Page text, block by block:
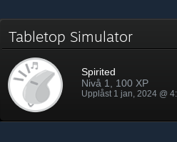
Tabletop Simulator
Spirited
Nivå 1, 100 XP
Upplåst 1 jan, 2024 @